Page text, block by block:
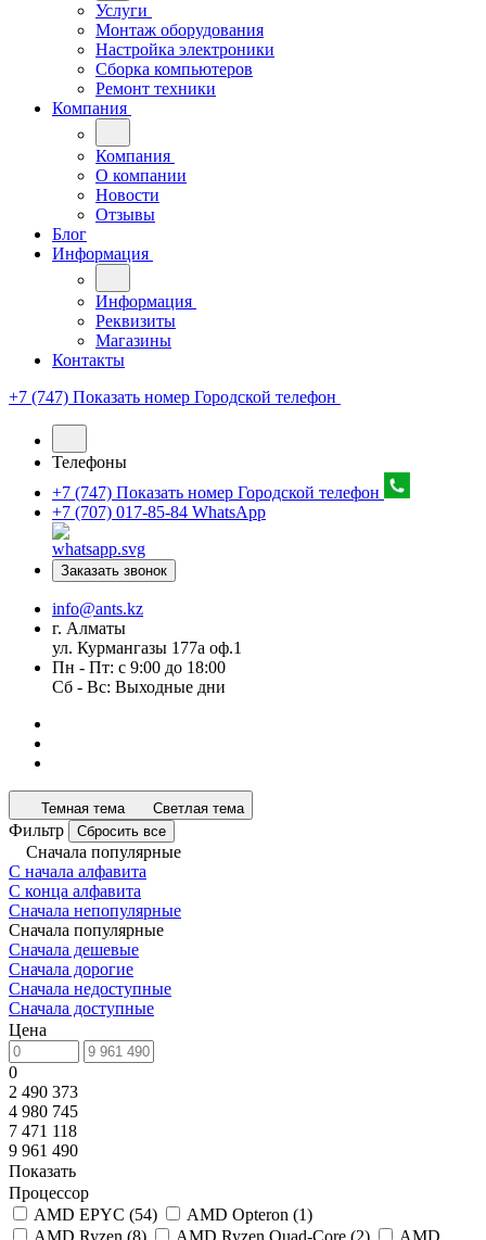
Услуги
Монтаж оборудования
Настройка электроники
Сборка компьютеров
Ремонт техники
Компания
Компания
О компании
Новости
Отзывы
Блог
Информация
Информация
Реквизиты
Магазины
Контакты
+7 (747) Показать номер Городской телефон
Телефоны
+7 (747) Показать номер Городской телефон
+7 (707) 017-85-84 WhatsApp
Заказать звонок
info@ants.kz
г. Алматы
ул. Курмангазы 177а оф.1
Пн - Пт: с 9:00 до 18:00
Сб - Вс: Выходные дни
Темная тема Светлая тема
Фильтр Сбросить все
Сначала популярные
С начала алфавита
С конца алфавита
Сначала непопулярные
Сначала популярные
Сначала дешевые
Сначала дорогие
Сначала недоступные
Сначала доступные
Цена
0
2 490 373
4 980 745
7 471 118
9 961 490
Показать
Процессор
AMD EPYC (54) AMD Opteron (1)
AMD Ryzen (8) AMD Ryzen Quad-Core (2) AMD